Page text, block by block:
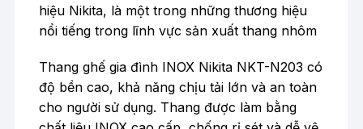
hiệu Nikita, là một trong những thương hiệu
nổi tiếng trong lĩnh vực sản xuất thang nhôm
Thang ghế gia đình INOX Nikita NKT-N203 có
độ bền cao, khả năng chịu tải lớn và an toàn
cho người sử dụng. Thang được làm bằng